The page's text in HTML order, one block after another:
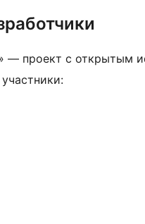
— проект с открытым